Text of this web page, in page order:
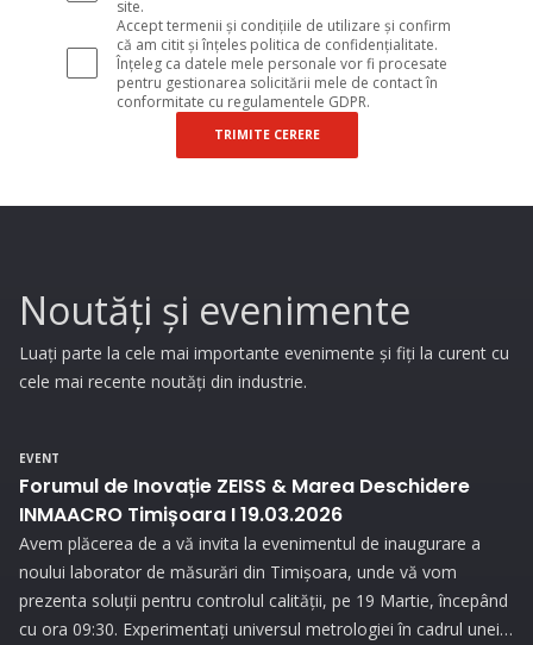
site.
Accept termenii și condițiile de utilizare și confirm
că am citit și înțeles politica de confidențialitate.
Înțeleg ca datele mele personale vor fi procesate
pentru gestionarea solicitării mele de contact în
conformitate cu regulamentele GDPR.
TRIMITE CERERE
Noutăți și evenimente
Luați parte la cele mai importante evenimente și fiți la curent cu
cele mai recente noutăți din industrie.
EVENT
Forumul de Inovație ZEISS & Marea Deschidere
INMAACRO Timișoara I 19.03.2026
Avem plăcerea de a vă invita la evenimentul de inaugurare a
noului laborator de măsurări din Timișoara, unde vă vom
prezenta soluții pentru controlul calității, pe 19 Martie, începând
cu ora 09:30. Experimentați universul metrologiei în cadrul unei